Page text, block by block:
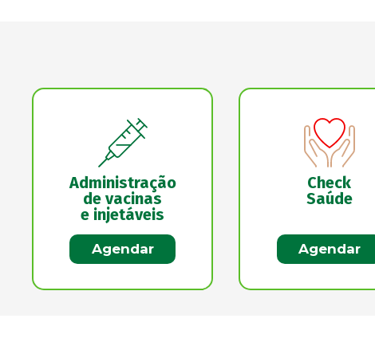
Administração
de vacinas
e injetáveis
Agendar
Check
Saúde
Agendar